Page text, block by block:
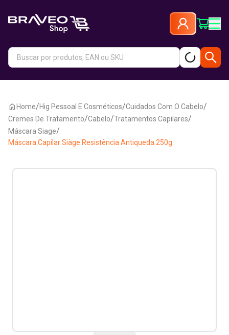
Home/Hig Pessoal E Cosméticos/Cuidados Com O Cabelo/
Cremes De Tratamento/Cabelo/Tratamentos Capilares/
Máscara Siage/
Máscara Capilar Siàge Resistência Antiqueda 250g